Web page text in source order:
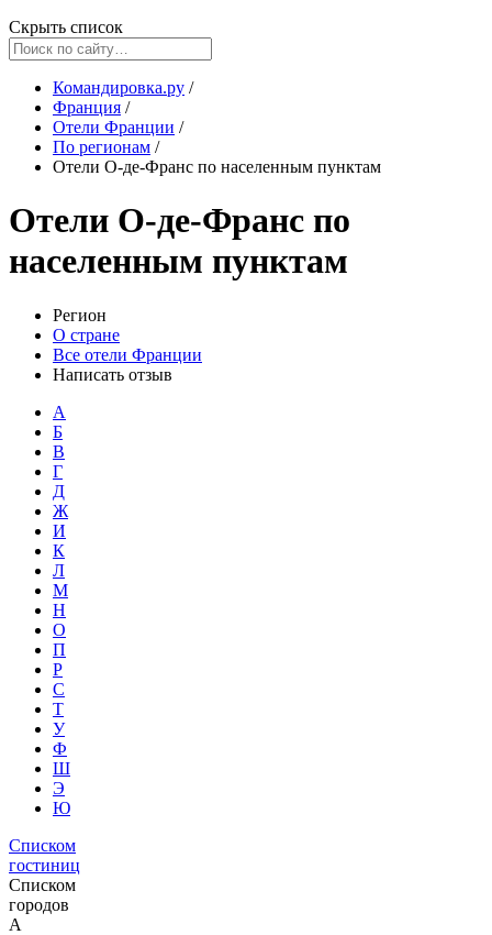
Скрыть список
Командировка.ру /
Франция /
Отели Франции /
По регионам /
Отели О-де-Франс по населенным пунктам
Отели О-де-Франс по
населенным пунктам
Регион
О стране
Все отели Франции
Написать отзыв
А
Б
В
Г
Д
Ж
И
К
Л
М
Н
О
П
Р
С
Т
У
Ф
Ш
Э
Ю
Списком
гостиниц
Списком
городов
А